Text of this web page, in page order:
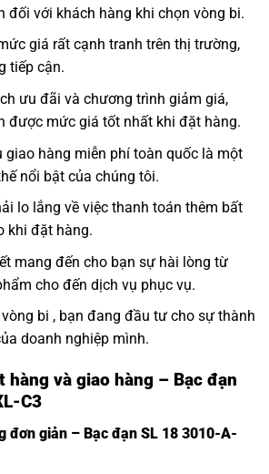
đối với khách hàng khi chọn vòng bi.
giá rất cạnh tranh trên thị trường,
tiếp cận.
ưu đãi và chương trình giảm giá,
được mức giá tốt nhất khi đặt hàng.
giao hàng miễn phí toàn quốc là một
nổi bật của chúng tôi.
lo lắng về việc thanh toán thêm bất
khi đặt hàng.
mang đến cho bạn sự hài lòng từ
cho đến dịch vụ phục vụ.
bi , bạn đang đầu tư cho sự thành
doanh nghiệp mình.
hàng và giao hàng – Bạc đạn
C3
đơn giản – Bạc đạn SL 18 3010-A-